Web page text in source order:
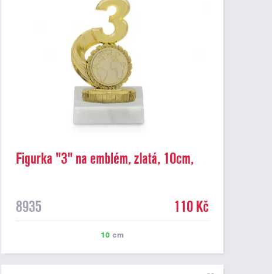
Figurka "3" na emblém, zlatá, 10cm,
8935
110 Kč
10cm